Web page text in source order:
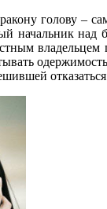
голову –
начальник над